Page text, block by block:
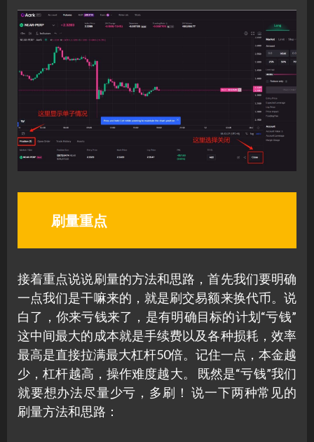
刷量重点
接着重点说说刷量的方法和思路，首先我们要明确
一点我们是干嘛来的，就是刷交易额来换代币。说
白了，你来亏钱来了，是有明确目标的计划“亏钱”
这中间最大的成本就是手续费以及各种损耗，效率
最高是直接拉满最大杠杆50倍。记住一点，本金越
少，杠杆越高，操作难度越大。 既然是“亏钱”我们
就要想办法尽量少亏，多刷！ 说一下两种常见的
刷量方法和思路：